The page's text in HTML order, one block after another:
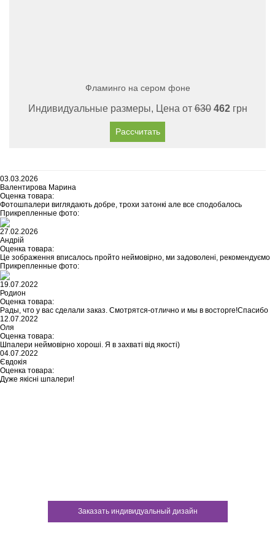
Фламинго на сером фоне
Индивидуальные размеры, Цена от630 462грн
Рассчитать
03.03.2026
Валентирова Марина
Оценка товара:
Фотошпалери виглядають добре, трохи затонкі але все сподобалось
Прикрепленные фото:
27.02.2026
Андрій
Оценка товара:
Це зображення вписалось пройто неймовірно, ми задоволені, рекомендуємо
Прикрепленные фото:
19.07.2022
Родион
Оценка товара:
Рады, что у вас сделали заказ. Смотрятся-отлично и мы в восторге!Спасибо
12.07.2022
Оля
Оценка товара:
Шпалери неймовірно хороші. Я в захваті від якості)
04.07.2022
Євдокія
Оценка товара:
Дуже якісні шпалери!
Заказать индивидуальный дизайн